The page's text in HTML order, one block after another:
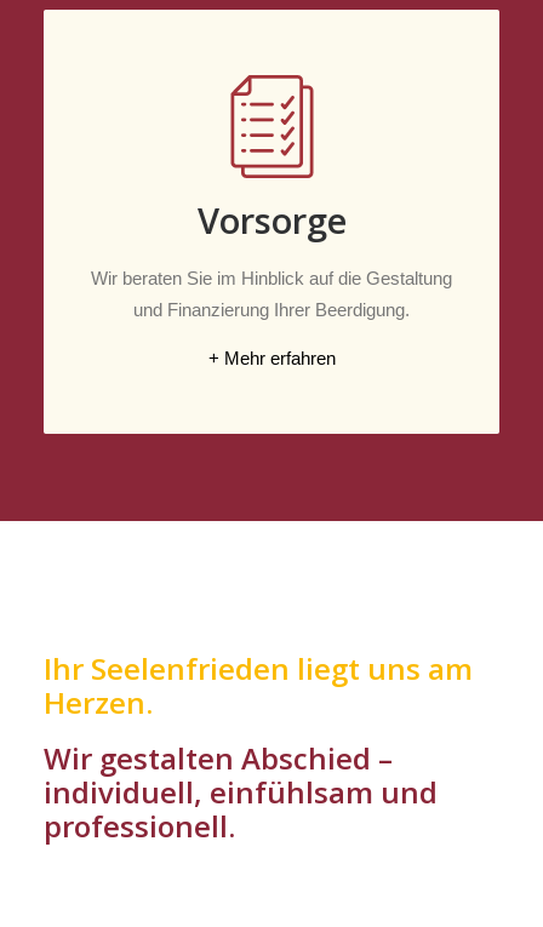
Vorsorge
Wir beraten Sie im Hinblick auf die Gestaltung
und Finanzierung Ihrer Beerdigung.
+ Mehr erfahren
Ihr Seelenfrieden liegt uns am
Herzen.
Wir gestalten Abschied –
individuell, einfühlsam und
professionell.